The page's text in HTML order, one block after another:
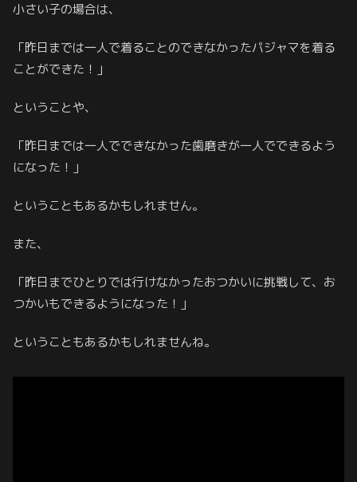
小さい子の場合は、
「昨日までは一人で着ることのできなかったパジャマを着る
ことができた！」
ということや、
「昨日までは一人でできなかった歯磨きが一人でできるよう
になった！」
ということもあるかもしれません。
また、
「昨日までひとりでは行けなかったおつかいに挑戦して、お
つかいもできるようになった！」
ということもあるかもしれませんね。